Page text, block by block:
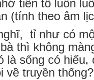
tiên tổ luôn
(tính theo âm
tỉ như có
thì không
là sống có
về truyền thống?